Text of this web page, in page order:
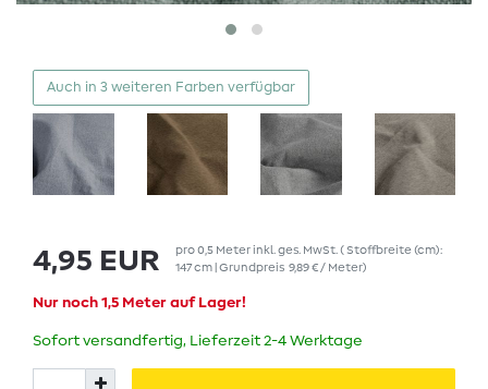
Auch in 3 weiteren Farben verfügbar
4,95 EUR pro0,5 Meterinkl. ges. MwSt. ( Stoffbreite (cm):
147 cm | Grundpreis 9,89 € / Meter)
Nur noch 1,5 Meter auf Lager!
Sofort versandfertig, Lieferzeit 2-4 Werktage